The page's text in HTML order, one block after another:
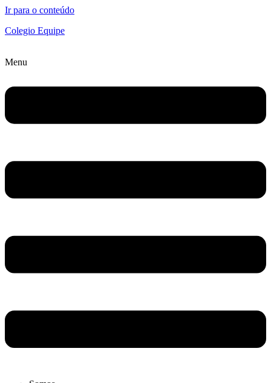
Ir para o conteúdo
Colegio Equipe
Menu